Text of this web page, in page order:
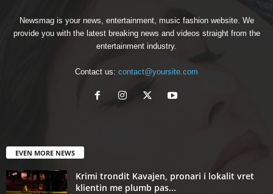
Newsmag is your news, entertainment, music fashion website. We
provide you with the latest breaking news and videos straight from the
entertainment industry.
Contact us: contact@yoursite.com
EVEN MORE NEWS
Krimi trondit Kavajen, pronari i lokalit vret
klientin me plumb pas...